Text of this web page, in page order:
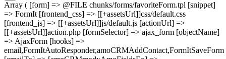
Array ( [form] => @FILE chunks/forms/favoriteForm.tpl [snippet]
=> FormIt [frontend_css] => [[+assetsUrl]]css/default.css
[frontend_js] => [[+assetsUrl]]js/default.js [actionUrl] =>
[[+assetsUrl]]action.php [formSelector] => ajax_form [objectName]
=> AjaxForm [hooks] =>
email,FormItAutoResponder,amoCRMAddContact,FormItSaveForm